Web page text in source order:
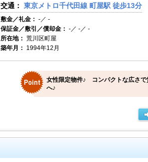
交通： 東京メトロ千代田線 町屋駅 徒歩13分
敷金／礼金： -／ -
保証金／敷引／償却金： -／ -／ -
所在地： 荒川区町屋
築年月： 1994年12月
女性限定物件♪ コンパクトな広さで
へ♪